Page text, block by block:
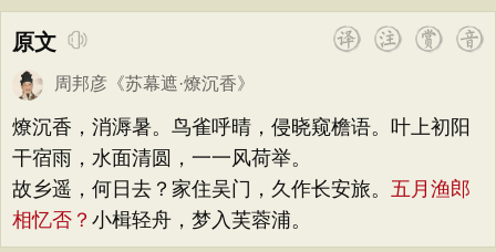
原文
周邦彦 《苏幕遮·燎沉香》
燎沉香，消溽暑。鸟雀呼晴，侵晓窥檐语。叶上初阳
干宿雨，水面清圆，一一风荷举。
故乡遥，何日去？家住吴门，久作长安旅。 五月渔郎
相忆否？ 小楫轻舟，梦入芙蓉浦。